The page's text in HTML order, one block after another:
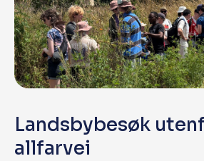
Landsbybesøk
allfarvei